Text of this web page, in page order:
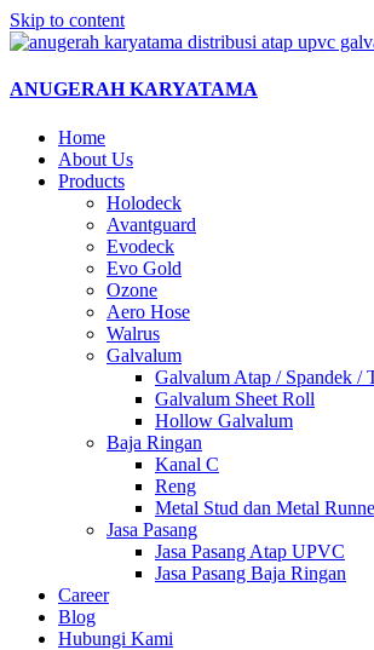
Skip to content
ANUGERAH KARYATAMA
Home
About Us
Products
Holodeck
Avantguard
Evodeck
Evo Gold
Ozone
Aero Hose
Walrus
Galvalum
Galvalum Atap / Spandek /
Galvalum Sheet Roll
Hollow Galvalum
Baja Ringan
Kanal C
Reng
Metal Stud dan Metal
Jasa Pasang
Jasa Pasang Atap UPVC
Jasa Pasang Baja Ringan
Career
Blog
Hubungi Kami